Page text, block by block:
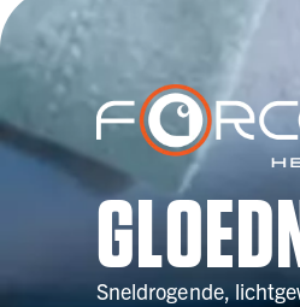
Sneldrogende,